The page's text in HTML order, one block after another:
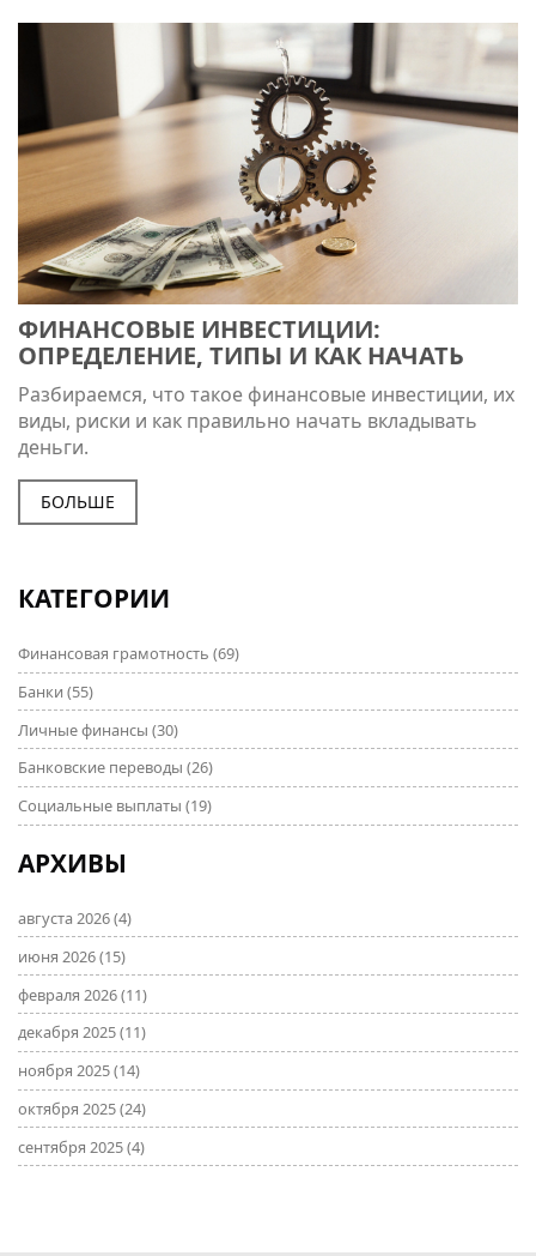
ФИНАНСОВЫЕ ИНВЕСТИЦИИ:
ОПРЕДЕЛЕНИЕ, ТИПЫ И КАК НАЧАТЬ
Разбираемся, что такое финансовые инвестиции, их
виды, риски и как правильно начать вкладывать
деньги.
БОЛЬШЕ
КАТЕГОРИИ
Финансовая грамотность (69)
Банки (55)
Личные финансы (30)
Банковские переводы (26)
Социальные выплаты (19)
АРХИВЫ
августа 2026(4)
июня 2026(15)
февраля 2026(11)
декабря 2025(11)
ноября 2025(14)
октября 2025(24)
сентября 2025(4)